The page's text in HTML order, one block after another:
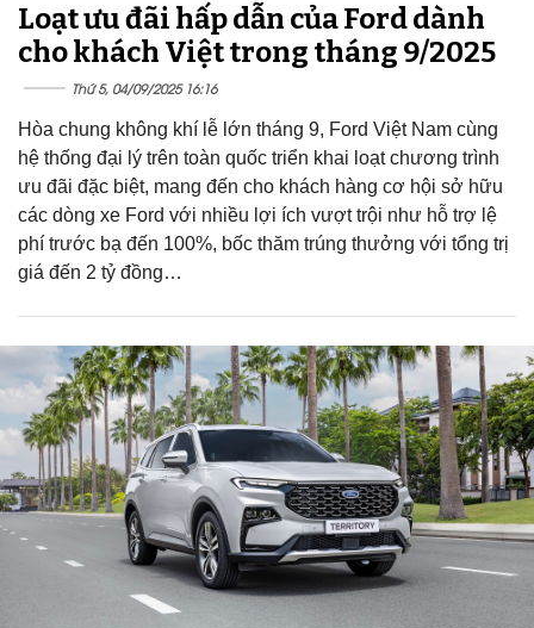
Loạt ưu đãi hấp dẫn của Ford dành
cho khách Việt trong tháng 9/2025
Thứ 5, 04/09/2025 16:16
Hòa chung không khí lễ lớn tháng 9, Ford Việt Nam cùng
hệ thống đại lý trên toàn quốc triển khai loạt chương trình
ưu đãi đặc biệt, mang đến cho khách hàng cơ hội sở hữu
các dòng xe Ford với nhiều lợi ích vượt trội như hỗ trợ lệ
phí trước bạ đến 100%, bốc thăm trúng thưởng với tổng trị
giá đến 2 tỷ đồng…